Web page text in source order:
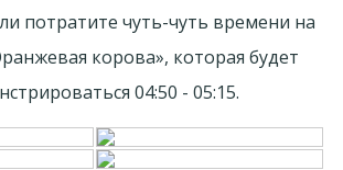
потратите чуть-чуть времени на
корова», которая будет
04:50 - 05:15.